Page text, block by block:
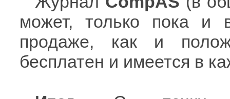
может, только пока и
продаже, как и
бесплатен и имеется в